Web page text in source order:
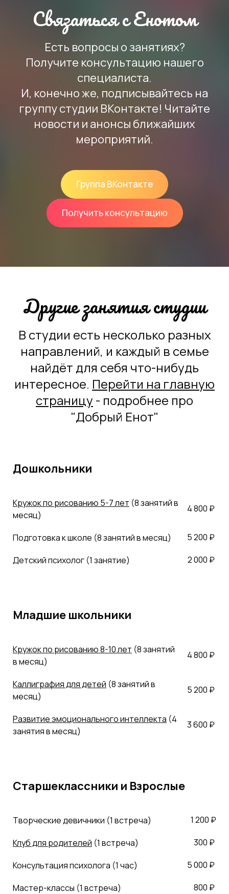
Связаться с Енотом
Есть вопросы о занятиях?
Получите консультацию нашего
специалиста.
И, конечно же, подписывайтесь на
группу студии ВКонтакте! Читайте
новости и анонсы ближайших
мероприятий.
Группа ВКонтакте
Получить консультацию
Другие занятия студии
В студии есть несколько разных
направлений, и каждый в семье
найдёт для себя что-нибудь
интересное. Перейти на главную
страницу - подробнее про
"Добрый Енот"
Дошкольники
Кружок по рисованию 5-7 лет (8 занятий в
месяц)
4 800 ₽
Подготовка к школе (8 занятий в месяц) 5 200 ₽
Детский психолог (1 занятие) 2 000 ₽
Младшие школьники
Кружок по рисованию 8-10 лет (8 занятий
в месяц)
4 800 ₽
Каллиграфия для детей (8 занятий в
месяц)
5 200 ₽
Развитие эмоционального интеллекта (4
занятия в месяц)
3 600 ₽
Старшеклассники и Взрослые
Творческие девичники (1 встреча) 1 200 ₽
Клуб для родителей (1 встреча) 300 ₽
Консультация психолога (1 час) 5 000 ₽
Мастер-классы (1 встреча) 800 ₽